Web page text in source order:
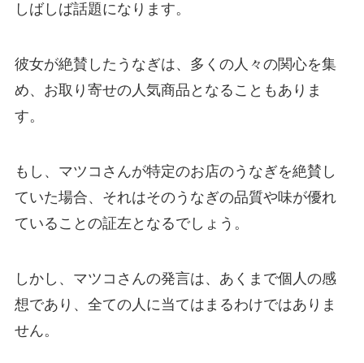
しばしば話題になります。
彼女が絶賛したうなぎは、多くの人々の関心を集
め、お取り寄せの人気商品となることもありま
す。
もし、マツコさんが特定のお店のうなぎを絶賛し
ていた場合、それはそのうなぎの品質や味が優れ
ていることの証左となるでしょう。
しかし、マツコさんの発言は、あくまで個人の感
想であり、全ての人に当てはまるわけではありま
せん。